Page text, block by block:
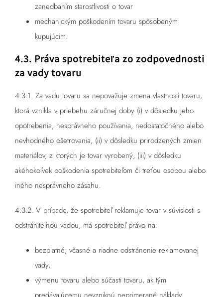
zanedbaním starostlivosti o tovar
mechanickým poškodením tovaru spôsobeným
kupujúcim.
4.3. Práva spotrebiteľa zo zodpovednosti
za vady tovaru
4.3.1. Za vadu tovaru sa nepovažuje zmena vlastnosti tovaru,
ktorá vznikla v priebehu záručnej doby (i) v dôsledku jeho
opotrebenia, nesprávneho používania, nedostatočného alebo
nevhodného ošetrovania, (ii) v dôsledku prirodzených zmien
materiálov, z ktorých je tovar vyrobený, (iii) v dôsledku
akéhokoľvek poškodenia spotrebiteľom či treťou osobou alebo
iného nesprávneho zásahu.
4.3.2. V prípade, že spotrebiteľ reklamuje tovar v súvislosti s
odstrániteľnou vadou, má spotrebiteľ právo na:
bezplatné, včasné a riadne odstránenie reklamovanej
vady,
výmenu tovaru alebo súčasti tovaru, ak tým